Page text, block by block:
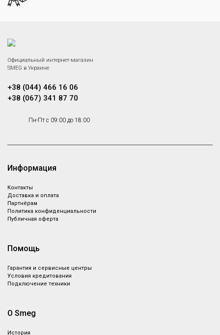
Официальный интернет-магазин
SMEG в Украине
+38 (044) 466 16 06
+38 (067) 341 87 70
Пн-Пт с 09:00 до 18:00
Информация
Контакты
Доставка и оплата
Партнёрам
Политика конфиденциальности
Публичная оферта
Помощь
Гарантия и сервисные центры
Условия кредитования
Подключение техники
О Smeg
История